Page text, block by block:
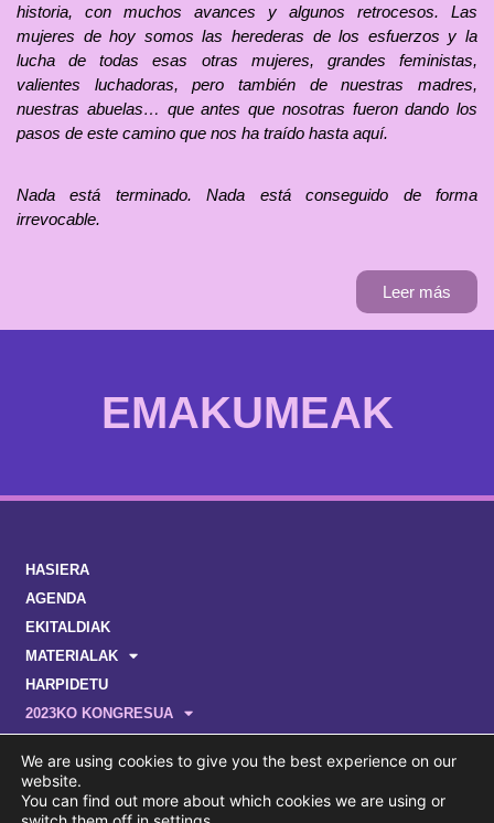
historia, con muchos avances y algunos retrocesos. Las
mujeres de hoy somos las herederas de los esfuerzos y la
lucha de todas esas otras mujeres, grandes feministas,
valientes luchadoras, pero también de nuestras madres,
nuestras abuelas… que antes que nosotras fueron dando los
pasos de este camino que nos ha traído hasta aquí.
Nada está terminado. Nada está conseguido de forma
irrevocable.
Leer más
EMAKUMEAK
HASIERA
AGENDA
EKITALDIAK
MATERIALAK
HARPIDETU
2023KO KONGRESUA
We are using cookies to give you the best experience on our
website.
You can find out more about which cookies we are using or